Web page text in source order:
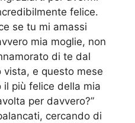
felice.
se tu mi amassi
mia moglie, non
di te dal
e questo mese
più felice della mia
per davvero?”
cercando di